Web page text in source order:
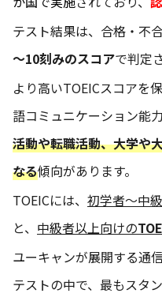
テスト結果は、合格・不
～10刻みのスコアで判定
より高いTOEICスコアを
語コミュニケーション能
活動や転職活動、大学や
なる傾向があります。
TOEICには、 初学者～中
と、 中級者以上向けの
ユーキャンが展開する通
テストの中で、最もスタ